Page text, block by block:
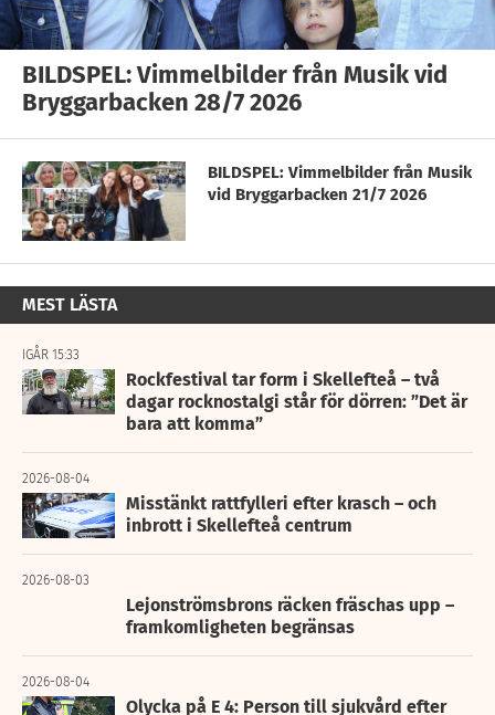
BILDSPEL: Vimmelbilder från Musik vid
Bryggarbacken 28/7 2026
BILDSPEL: Vimmelbilder från Musik
vid Bryggarbacken 21/7 2026
MEST LÄSTA
IGÅR 15:33
Rockfestival tar form i Skellefteå – två
dagar rocknostalgi står för dörren: ”Det är
bara att komma”
2026-08-04
Misstänkt rattfylleri efter krasch – och
inbrott i Skellefteå centrum
2026-08-03
Lejonströmsbrons räcken fräschas upp –
framkomligheten begränsas
2026-08-04
Olycka på E 4: Person till sjukvård efter